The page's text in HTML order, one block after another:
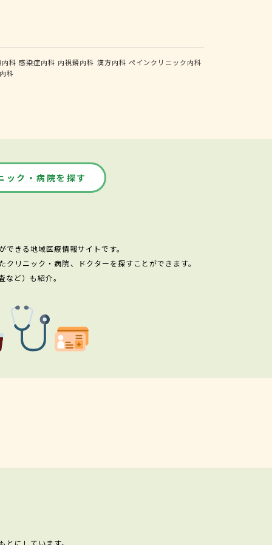
科 感染症内科 内視鏡内科 漢方内科 ペインクリニック内科
科
ック・病院を探す
きる地域医療情報サイトです。
リニック・病院、ドクターを探すことができます。
ど）も紹介。
にしています。